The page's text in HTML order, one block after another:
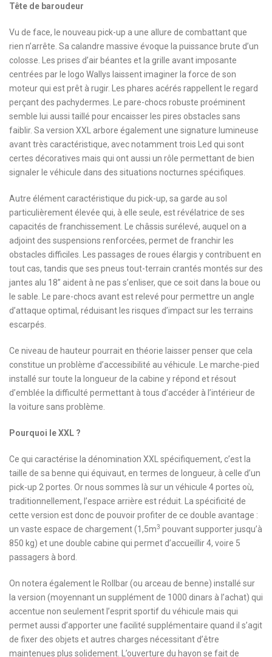
Tête de baroudeur
Vu de face, le nouveau pick-up a une allure de combattant que
rien n’arrête. Sa calandre massive évoque la puissance brute d’un
colosse. Les prises d’air béantes et la grille avant imposante
centrées par le logo Wallys laissent imaginer la force de son
moteur qui est prêt à rugir. Les phares acérés rappellent le regard
perçant des pachydermes. Le pare-chocs robuste proéminent
semble lui aussi taillé pour encaisser les pires obstacles sans
faiblir. Sa version XXL arbore également une signature lumineuse
avant très caractéristique, avec notamment trois Led qui sont
certes décoratives mais qui ont aussi un rôle permettant de bien
signaler le véhicule dans des situations nocturnes spécifiques.
Autre élément caractéristique du pick-up, sa garde au sol
particulièrement élevée qui, à elle seule, est révélatrice de ses
capacités de franchissement. Le châssis surélevé, auquel on a
adjoint des suspensions renforcées, permet de franchir les
obstacles difficiles. Les passages de roues élargis y contribuent en
tout cas, tandis que ses pneus tout-terrain crantés montés sur des
jantes alu 18’’ aident à ne pas s’enliser, que ce soit dans la boue ou
le sable. Le pare-chocs avant est relevé pour permettre un angle
d’attaque optimal, réduisant les risques d’impact sur les terrains
escarpés.
Ce niveau de hauteur pourrait en théorie laisser penser que cela
constitue un problème d’accessibilité au véhicule. Le marche-pied
installé sur toute la longueur de la cabine y répond et résout
d’emblée la difficulté permettant à tous d’accéder à l’intérieur de
la voiture sans problème.
Pourquoi le XXL ?
Ce qui caractérise la dénomination XXL spécifiquement, c’est la
taille de sa benne qui équivaut, en termes de longueur, à celle d’un
pick-up 2 portes. Or nous sommes là sur un véhicule 4 portes où,
traditionnellement, l’espace arrière est réduit. La spécificité de
cette version est donc de pouvoir profiter de ce double avantage :
un vaste espace de chargement (1,5m3 pouvant supporter jusqu’à
850 kg) et une double cabine qui permet d’accueillir 4, voire 5
passagers à bord.
On notera également le Rollbar (ou arceau de benne) installé sur
la version (moyennant un supplément de 1000 dinars à l’achat) qui
accentue non seulement l’esprit sportif du véhicule mais qui
permet aussi d’apporter une facilité supplémentaire quand il s’agit
de fixer des objets et autres charges nécessitant d’être
maintenues plus solidement. L’ouverture du hayon se fait de